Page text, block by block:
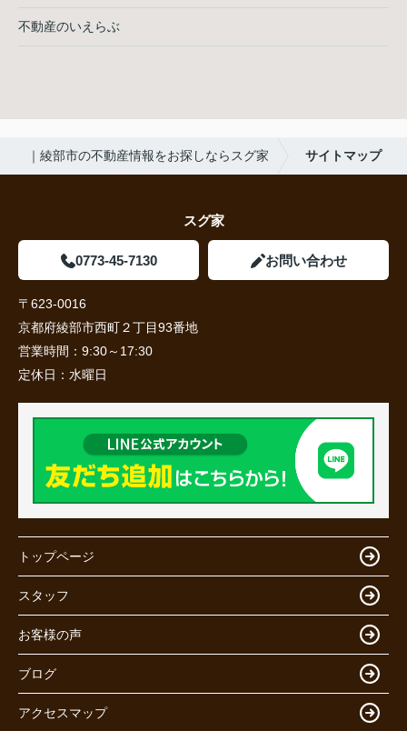
不動産のいえらぶ
｜綾部市の不動産情報をお探しならスグ家 サイトマップ
スグ家
0773-45-7130 お問い合わせ
〒623-0016
京都府綾部市西町２丁目93番地
営業時間： 9:30～17:30
定休日： 水曜日
トップページ
スタッフ
お客様の声
ブログ
アクセスマップ